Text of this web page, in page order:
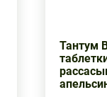
Тантум